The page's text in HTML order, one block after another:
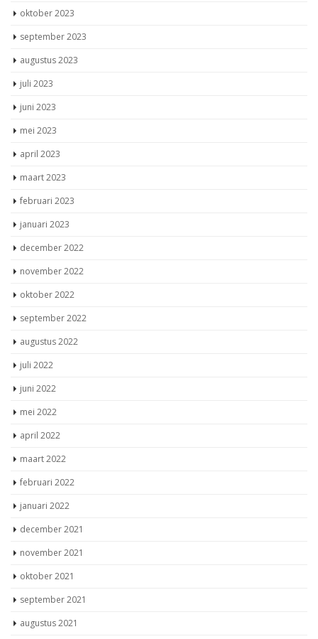
oktober 2023
september 2023
augustus 2023
juli 2023
juni 2023
mei 2023
april 2023
maart 2023
februari 2023
januari 2023
december 2022
november 2022
oktober 2022
september 2022
augustus 2022
juli 2022
juni 2022
mei 2022
april 2022
maart 2022
februari 2022
januari 2022
december 2021
november 2021
oktober 2021
september 2021
augustus 2021